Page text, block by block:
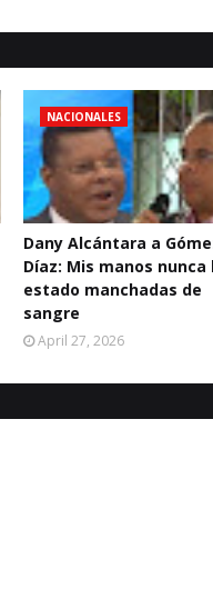
NACIONALES
Dany Alcántara a
Díaz: Mis manos nunca
estado manchadas de
sangre
April 27, 2026